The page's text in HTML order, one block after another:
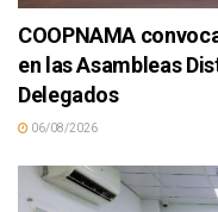
COOPNAMA
en las Asambleas
Delegados
06/08/2026